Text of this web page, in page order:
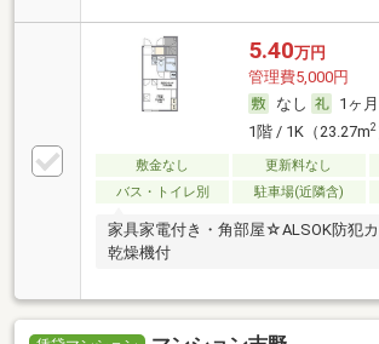
5.40万円
管理費5,000円
なし
1ヶ月
1階 / 1K（23.27m2
敷金なし 更新料なし
バス・トイレ別
駐車場(近隣含)
家具家電付き・角部屋☆ALSOK防犯
乾燥機付